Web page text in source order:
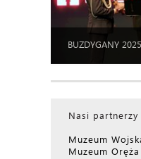
BUZDYGANY
Nasi partnerzy
Muzeum
Muzeum